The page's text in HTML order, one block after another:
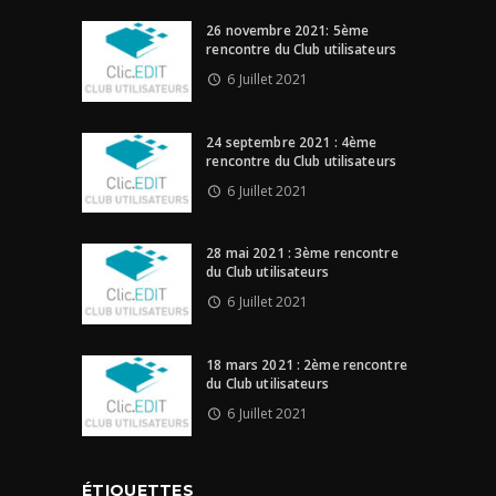
26 novembre 2021: 5ème
rencontre du Club utilisateurs
6 Juillet 2021
24 septembre 2021 : 4ème
rencontre du Club utilisateurs
6 Juillet 2021
28 mai 2021 : 3ème rencontre
du Club utilisateurs
6 Juillet 2021
18 mars 2021 : 2ème rencontre
du Club utilisateurs
6 Juillet 2021
ÉTIQUETTES